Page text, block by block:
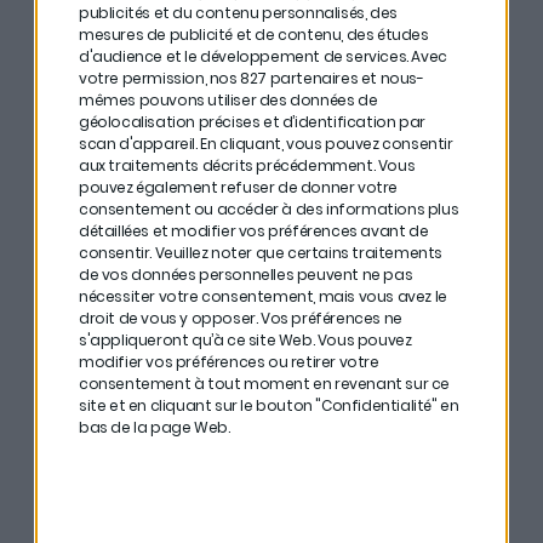
publicités et du contenu personnalisés, des
mesures de publicité et de contenu, des études
d'audience et le développement de services.Avec
votre permission, nos 827 partenaires et nous-
mêmes pouvons utiliser des données de
géolocalisation précises et d’identification par
scan d'appareil. En cliquant, vous pouvez consentir
aux traitements décrits précédemment. Vous
pouvez également refuser de donner votre
consentement ou accéder à des informations plus
détaillées et modifier vos préférences avant de
consentir.Veuillez noter que certains traitements
de vos données personnelles peuvent ne pas
nécessiter votre consentement, mais vous avez le
droit de vous y opposer. Vos préférences ne
s'appliqueront qu’à ce site Web. Vous pouvez
modifier vos préférences ou retirer votre
consentement à tout moment en revenant sur ce
site et en cliquant sur le bouton "Confidentialité" en
bas de la page Web.
Ces plateformes créent des NFTs que vous pourrez
acheter à leur émission, mais vous ne pourrez pas en
créer.
Quelle est la marche à
suivre ?
Que ce soit sur Opensea, Rarible ou Mintible, la
première chose à faire est decliquer sur “Create”
homepage. Ensuite, je vous en parlais, on vous
demandera de choisir la plateforme où se trouve votre
wallet.